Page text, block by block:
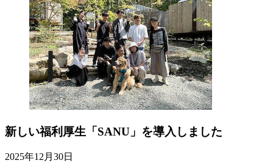
新しい福利厚生「SANU」を導入しました
2025年12月30日